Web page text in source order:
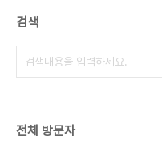
검색
전체 방문자